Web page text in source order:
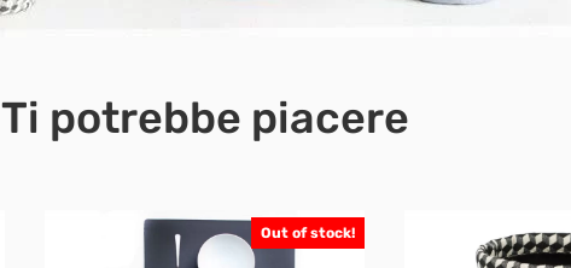
Ti potrebbe piacere
Out of stock!